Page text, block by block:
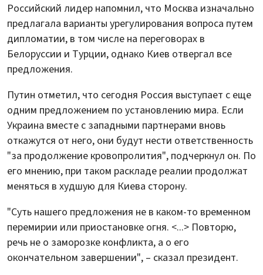
Российский лидер напомнил, что Москва изначально
предлагала варианты урегулирования вопроса путем
дипломатии, в том числе на переговорах в
Белоруссии и Турции, однако Киев отвергал все
предложения.
Путин отметил, что сегодня Россия выступает с еще
одним предложением по установлению мира. Если
Украина вместе с западными партнерами вновь
откажутся от него, они будут нести ответственность
"за продолжение кровопролития", подчеркнул он. По
его мнению, при таком раскладе реалии продолжат
меняться в худшую для Киева сторону.
"Суть нашего предложения не в каком-то временном
перемирии или приостановке огня. <...> Повторю,
речь не о заморозке конфликта, а о его
окончательном завершении", – сказал президент.